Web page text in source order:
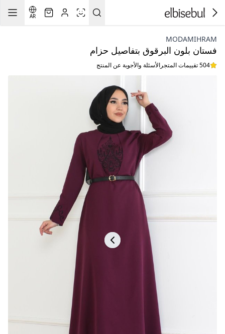
AR
MODAMIHRAM
فستان بلون البرقوق بتفاصيل حزام
504 تقييمات المتجر الأسئلة والأجوبة عن المنتج